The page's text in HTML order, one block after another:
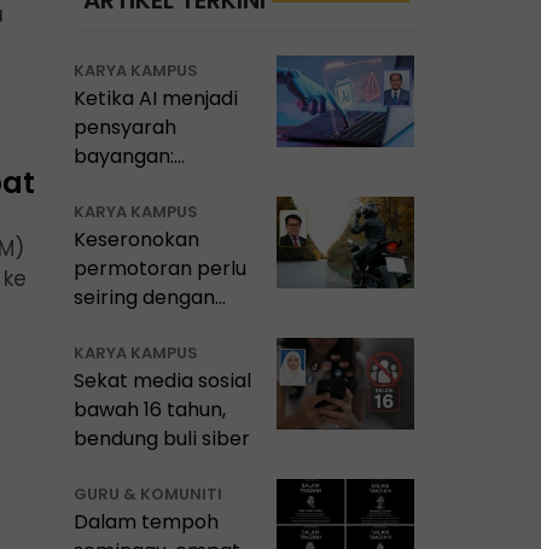
KARYA KAMPUS
Ketika AI menjadi
pensyarah
bayangan:
universiti
pertahankan
integriti akademik?
KARYA KAMPUS
Keseronokan
permotoran perlu
seiring dengan
keselamatan
KARYA KAMPUS
Sekat media sosial
bawah 16 tahun,
bendung buli siber
GURU & KOMUNITI
Dalam tempoh